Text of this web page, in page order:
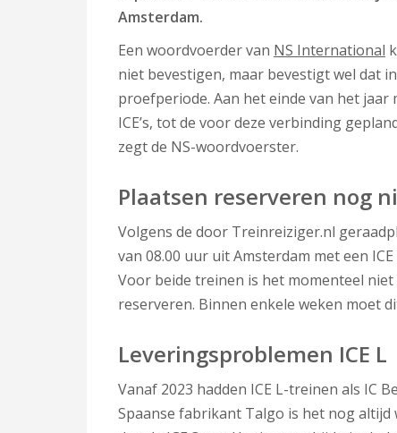
Amsterdam.
Een woordvoerder van NS International
niet bevestigen, maar bevestigt wel dat
proefperiode. Aan het einde van het
ICE’s, tot de voor deze verbinding
zegt de NS-woordvoerster.
Plaatsen reserveren nog
Volgens de door Treinreiziger.nl
van 08.00 uur uit Amsterdam met een
Voor beide treinen is het momenteel
reserveren. Binnen enkele weken moet
Leveringsproblemen ICE L
Vanaf 2023 hadden ICE L-treinen als IC
Spaanse fabrikant Talgo is het nog